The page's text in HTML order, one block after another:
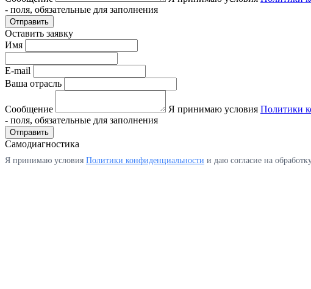
- поля, обязательные для заполнения
Отправить
Оставить заявку
Имя
E-mail
Ваша отрасль
Сообщение Я принимаю условия Политики
- поля, обязательные для заполнения
Отправить
Самодиагностика
Я принимаю условия Политики конфиденциальности и даю согласие на